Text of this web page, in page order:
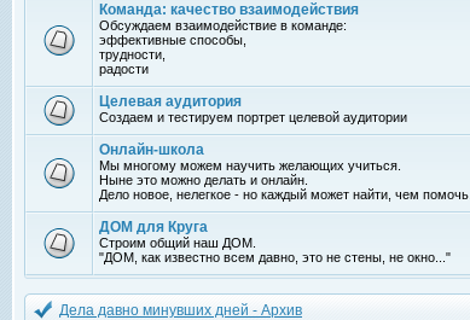
Команда: качество взаимодействия
Обсуждаем взаимодействие в команде:
эффективные способы,
трудности,
радости
Целевая аудитория
Создаем и тестируем портрет целевой аудитории
Онлайн-школа
Мы многому можем научить желающих учиться.
Ныне это можно делать и онлайн.
Дело новое, нелегкое - но каждый может найти, чем помочь.
ДОМ для Круга
Строим общий наш ДОМ.
"ДОМ, как известно всем давно, это не стены, не окно..."
Дела давно минувших дней - Архив